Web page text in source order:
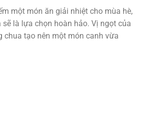
một món ăn giải nhiệt cho mùa hè,
là lựa chọn hoàn hảo. Vị ngọt của
chua tạo nên một món canh vừa